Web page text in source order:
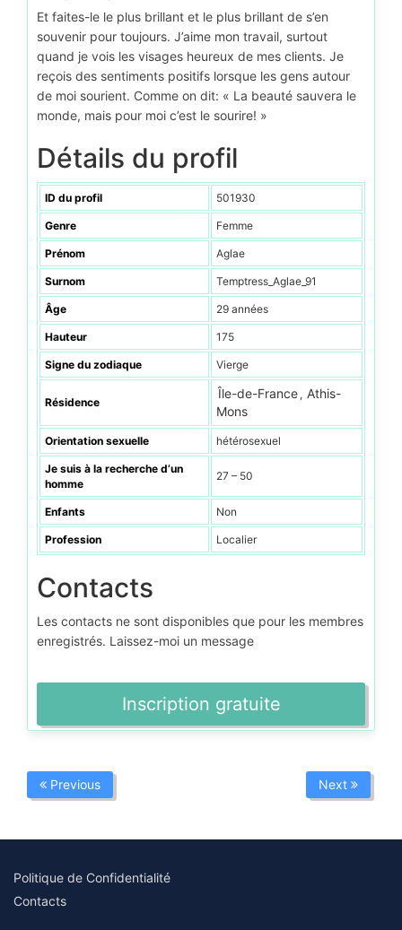
Et faites-le le plus brillant et le plus brillant de s’en
souvenir pour toujours. J’aime mon travail, surtout
quand je vois les visages heureux de mes clients. Je
reçois des sentiments positifs lorsque les gens autour
de moi sourient. Comme on dit: « La beauté sauvera le
monde, mais pour moi c’est le sourire! »
Détails du profil
ID du profil 501930
Genre Femme
Prénom Aglae
Surnom Temptress_Aglae_91
Âge 29 années
Hauteur 175
Signe du zodiaque Vierge
Résidence
Île-de-France , Athis-
Mons
Orientation sexuelle hétérosexuel
Je suis à la recherche d’un
homme
27 – 50
Enfants Non
Profession Localier
Contacts
Les contacts ne sont disponibles que pour les membres
enregistrés. Laissez-moi un message
Inscription gratuite
Previous Next
Politique de Confidentialité
Contacts